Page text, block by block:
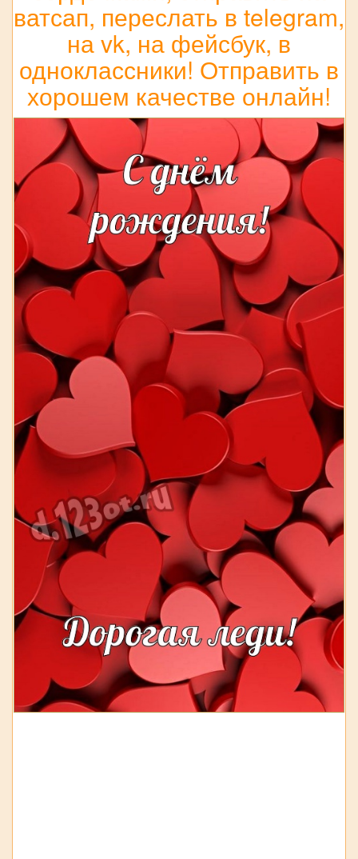
ватсап, переслать в telegram,
на vk, на фейсбук, в
одноклассники! Отправить в
хорошем качестве онлайн!